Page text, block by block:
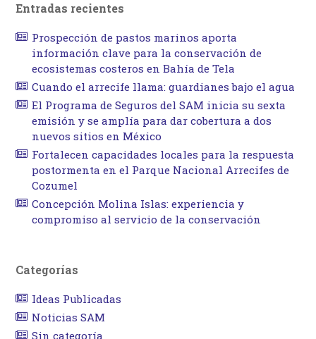
Entradas recientes
Prospección de pastos marinos aporta
información clave para la conservación de
ecosistemas costeros en Bahía de Tela
Cuando el arrecife llama: guardianes bajo el agua
El Programa de Seguros del SAM inicia su sexta
emisión y se amplía para dar cobertura a dos
nuevos sitios en México
Fortalecen capacidades locales para la respuesta
postormenta en el Parque Nacional Arrecifes de
Cozumel
Concepción Molina Islas: experiencia y
compromiso al servicio de la conservación
Categorías
Ideas Publicadas
Noticias SAM
Sin categoría